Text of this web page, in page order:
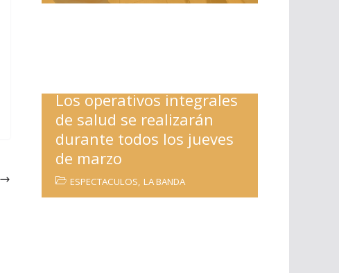
Los operativos integrales
de salud se realizarán
durante todos los jueves
de marzo
ESPECTACULOS, LA BANDA